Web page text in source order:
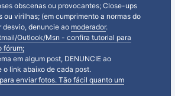
obscenas ou provocantes; Close-ups
ou virilhas; (em cumprimento a normas do
desvio, denuncie ao moderador.
Outlook/Msn - confira tutorial para
fórum;
em algum post, DENUNCIE ao
o link abaixo de cada post.
enviar fotos. Tão fácil quanto um